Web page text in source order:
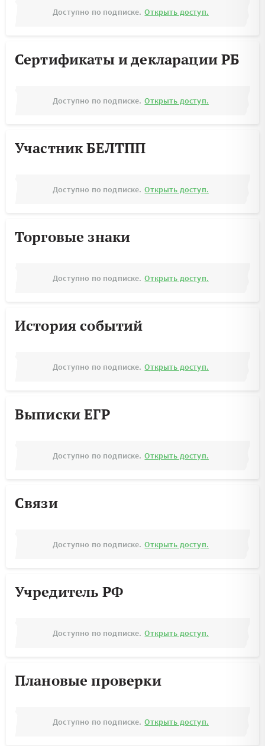
Доступно по подписке. Открыть доступ.
Сертификаты и декларации РБ
Доступно по подписке. Открыть доступ.
Участник БЕЛТПП
Доступно по подписке. Открыть доступ.
Торговые знаки
Доступно по подписке. Открыть доступ.
История событий
Доступно по подписке. Открыть доступ.
Выписки ЕГР
Доступно по подписке. Открыть доступ.
Связи
Доступно по подписке. Открыть доступ.
Учредитель РФ
Доступно по подписке. Открыть доступ.
Плановые проверки
Доступно по подписке. Открыть доступ.